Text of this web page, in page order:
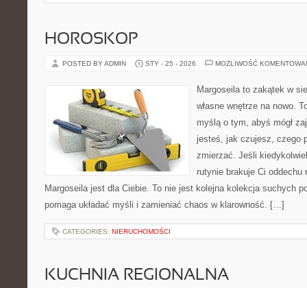
HOROSKOP
POSTED BY ADMIN STY - 25 - 2026 MOŻLIWOŚĆ
Margoseila to zakątek w
własne wnętrze na nowo.
myślą o tym, abyś mógł
jesteś, jak czujesz, czego
zmierzać. Jeśli
rutynie brakuje Ci oddechu
Margoseila jest dla Ciebie. To nie jest kolejna kolekcja suchych
pomaga układać myśli i zamieniać chaos w klarowność. […]
CATEGORIES: NIERUCHOMOŚCI
KUCHNIA REGIONALNA